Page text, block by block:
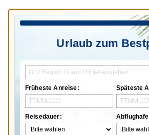
Urlaub zum
Früheste Anreise:
Reisedauer:
Späteste